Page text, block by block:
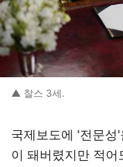
▲ 찰스 3세.
국제보도에 '전문성
이 돼버렸지만 적